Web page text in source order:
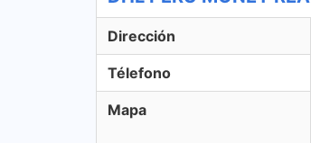
Dirección
Télefono
Mapa